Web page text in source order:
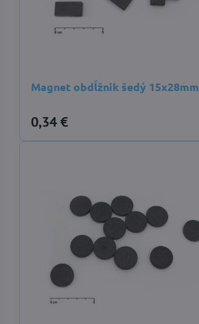
Magnet obdĺžnik šedý 15x28mm
0,34 €